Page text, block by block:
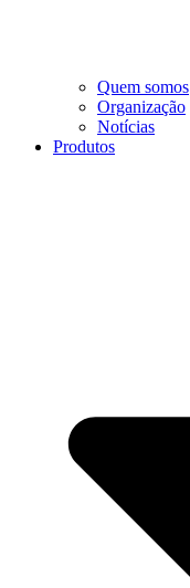
Quem somos
Organização
Notícias
Produtos